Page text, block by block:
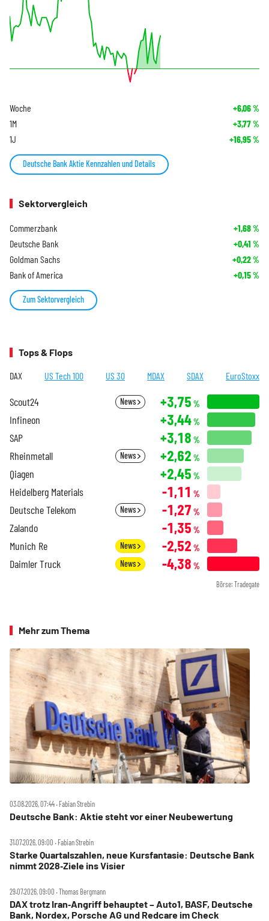
Woche +6,06%
1M +3,77%
1J +16,95%
Deutsche Bank Aktie Kennzahlen und Details
Sektorvergleich
Commerzbank +1,68%
Deutsche Bank +0,41 %
Goldman Sachs +0,22%
Bank of America +0,15%
Zum Sektorvergleich
Tops & Flops
DAX US Tech 100 US 30 MDAX SDAX EuroStoxx
Scout24 News +3,75 %
Infineon +3,44%
SAP +3,18 %
Rheinmetall News +2,62 %
Qiagen +2,45 %
Heidelberg Materials -1,11 %
Deutsche Telekom News -1,27 %
Zalando -1,35 %
Munich Re News -2,52 %
Daimler Truck News -4,38 %
Börse: Tradegate
Mehr zum Thema
03.08.2026, 07:44 ‧ Fabian Strebin
Deutsche Bank: Aktie steht vor einer Neubewertung
31.07.2026, 09:00 ‧ Fabian Strebin
Starke Quartalszahlen, neue Kursfantasie: Deutsche Bank
nimmt 2028‑Ziele ins Visier
29.07.2026, 09:00 ‧ Thomas Bergmann
DAX trotz Iran‑Angriff behauptet – Auto1, BASF, Deutsche
Bank, Nordex, Porsche AG und Redcare im Check